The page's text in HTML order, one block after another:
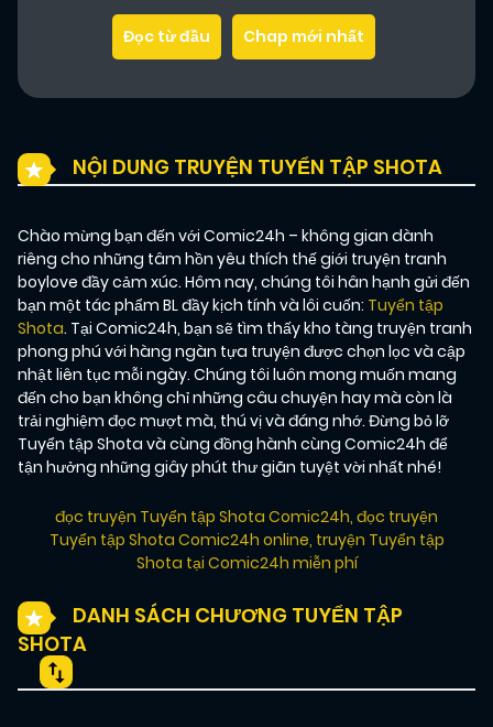
Đọc từ đầu Chap mới nhất
NỘI DUNG TRUYỆN TUYỂN TẬP SHOTA
Chào mừng bạn đến với Comic24h – không gian dành
riêng cho những tâm hồn yêu thích thế giới truyện tranh
boylove đầy cảm xúc. Hôm nay, chúng tôi hân hạnh gửi đến
bạn một tác phẩm BL đầy kịch tính và lôi cuốn: Tuyển tập
Shota. Tại Comic24h, bạn sẽ tìm thấy kho tàng truyện tranh
phong phú với hàng ngàn tựa truyện được chọn lọc và cập
nhật liên tục mỗi ngày. Chúng tôi luôn mong muốn mang
đến cho bạn không chỉ những câu chuyện hay mà còn là
trải nghiệm đọc mượt mà, thú vị và đáng nhớ. Đừng bỏ lỡ
Tuyển tập Shota và cùng đồng hành cùng Comic24h để
tận hưởng những giây phút thư giãn tuyệt vời nhất nhé!
đọc truyện Tuyển tập Shota Comic24h, đọc truyện
Tuyển tập Shota Comic24h online, truyện Tuyển tập
Shota tại Comic24h miễn phí
DANH SÁCH CHƯƠNG TUYỂN TẬP
SHOTA